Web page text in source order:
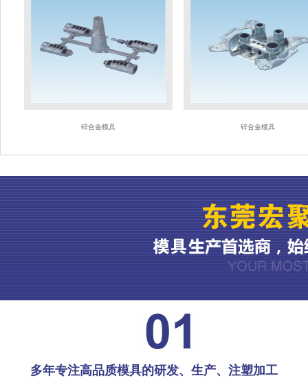
锌合金模具 锌合金模具
多年专注高品质模具的研发、生产、注塑加工